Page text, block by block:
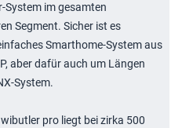
System im gesamten
Segment. Sicher ist es
Smarthome-System aus
aber dafür auch um Längen
System.
pro liegt bei zirka 500